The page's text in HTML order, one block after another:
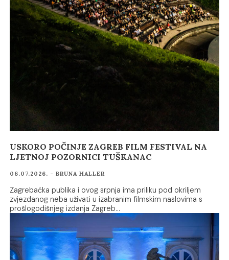
USKORO POČINJE ZAGREB FILM FESTIVAL NA
LJETNOJ POZORNICI TUŠKANAC
06.07.2026. - BRUNA HALLER
Zagrebačka publika i ovog srpnja ima priliku pod okriljem
zvjezdanog neba uživati u izabranim filmskim naslovima s
prošlogodišnjeg izdanja Zagreb…